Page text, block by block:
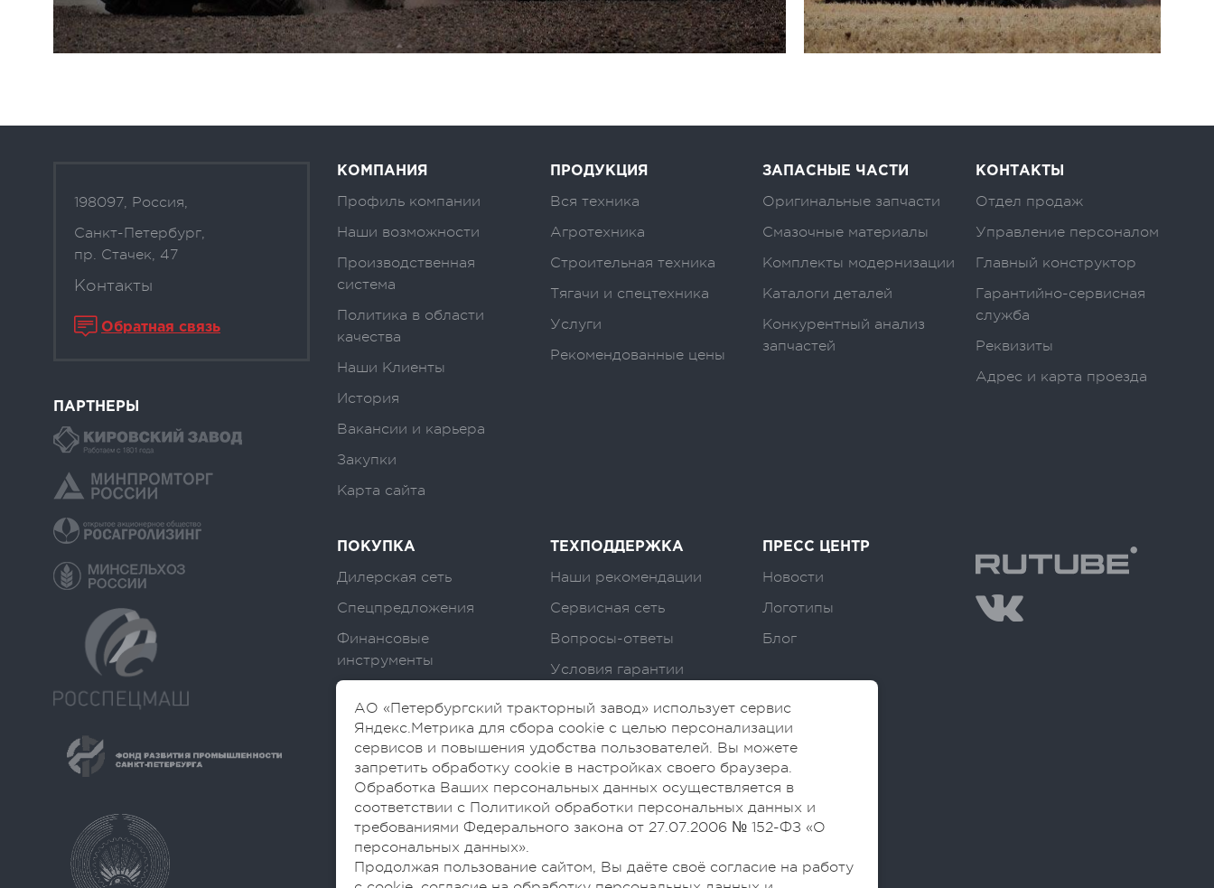
198097, Россия,
Санкт-Петербург,
пр. Стачек, 47
Контакты
Обратная связь
ПАРТНЕРЫ
КОМПАНИЯ
Профиль компании
Наши возможности
Производственная
система
Политика в области
качества
Наши Клиенты
История
Вакансии и карьера
Закупки
Карта сайта
ПРОДУКЦИЯ
Вся техника
Агротехника
Строительная техника
Тягачи и спецтехника
Услуги
Рекомендованные цены
ЗАПАСНЫЕ ЧАСТИ
Оригинальные запчасти
Смазочные материалы
Комплекты модернизации
Каталоги деталей
Конкурентный анализ
запчастей
КОНТАКТЫ
Отдел продаж
Управление персоналом
Главный конструктор
Гарантийно-сервисная
служба
Реквизиты
Адрес и карта проезда
ПОКУПКА
Дилерская сеть
Спецпредложения
Финансовые
инструменты
ТЕХПОДДЕРЖКА
Наши рекомендации
Сервисная сеть
Вопросы-ответы
Условия гарантии
ПРЕСС ЦЕНТР
Новости
Логотипы
Блог
АО «Петербургский тракторный завод» использует сервис
Яндекс.Метрика для сбора cookie с целью персонализации
сервисов и повышения удобства пользователей. Вы можете
запретить обработку cookie в настройках своего браузера.
Обработка Ваших персональных данных осуществляется в
соответствии с Политикой обработки персональных данных и
требованиями Федерального закона от 27.07.2006 № 152-ФЗ «О
персональных данных».
Продолжая пользование сайтом, Вы даёте своё согласие на работу